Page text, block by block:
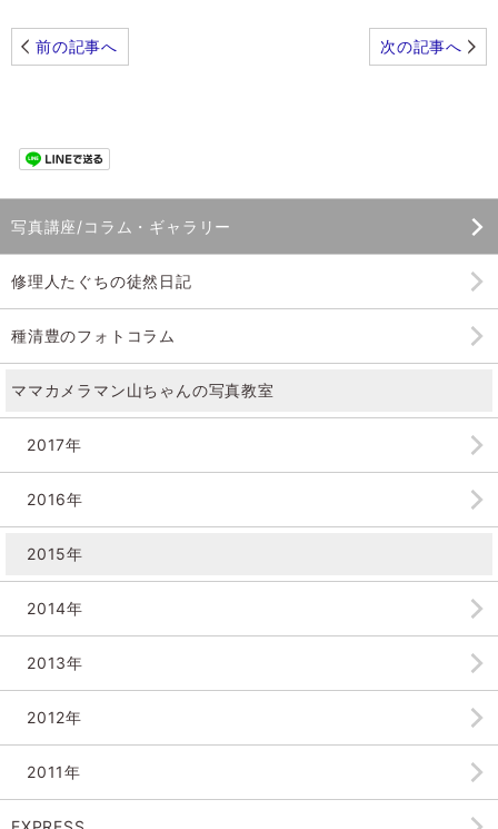
前の記事へ 次の記事へ
写真講座/コラム・ギャラリー
修理人たぐちの徒然日記
種清豊のフォトコラム
ママカメラマン山ちゃんの写真教室
2017年
2016年
2015年
2014年
2013年
2012年
2011年